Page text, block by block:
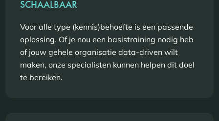
SCHAALBAAR
Voor alle type (kennis)behoefte is een passende
oplossing. Of je nou een basistraining nodig heb
of jouw gehele organisatie data-driven wilt
maken, onze specialisten kunnen helpen dit doel
te bereiken.